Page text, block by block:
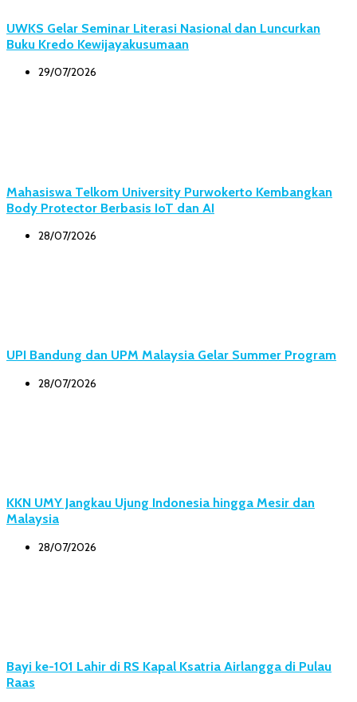
UWKS Gelar Seminar Literasi Nasional dan Luncurkan
Buku Kredo Kewijayakusumaan
29/07/2026
Mahasiswa Telkom University Purwokerto Kembangkan
Body Protector Berbasis IoT dan AI
28/07/2026
UPI Bandung dan UPM Malaysia Gelar Summer Program
28/07/2026
KKN UMY Jangkau Ujung Indonesia hingga Mesir dan
Malaysia
28/07/2026
Bayi ke-101 Lahir di RS Kapal Ksatria Airlangga di Pulau
Raas